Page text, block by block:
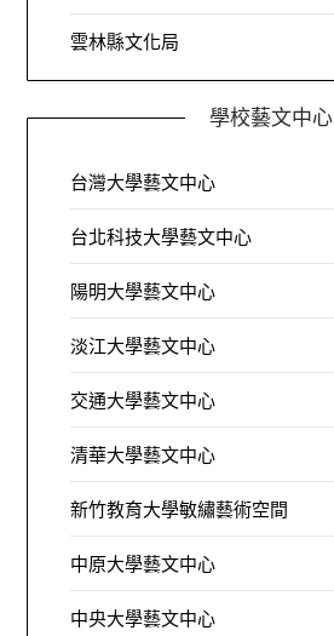
雲林縣文化局
學校藝文中心
台灣大學藝文中心
台北科技大學藝文中心
陽明大學藝文中心
淡江大學藝文中心
交通大學藝文中心
清華大學藝文中心
新竹教育大學敏繡藝術空間
中原大學藝文中心
中央大學藝文中心